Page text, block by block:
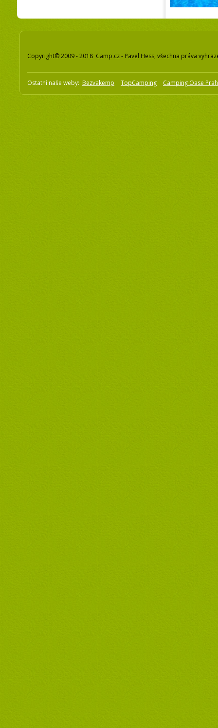
Copyright© 2009 - 2018 Camp.cz - Pavel Hess, všechna práva
Ostatní naše weby: Bezvakemp TopCamping Camping Oase